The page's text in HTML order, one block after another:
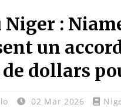
Niger :
un
dollars
02 Mar 2026